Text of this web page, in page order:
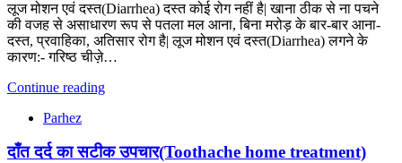
लूज मोशन एवं दस्त(Diarrhea) दस्त कोई रोग नहीं है| खाना ठीक से ना पचने
की वजह से असाधारण रूप से पतला मल आना, बिना मरोड़ के बार-बार आना-
दस्त, प्रवाहिका, अतिसार रोग है| लूज मोशन एवं दस्त(Diarrhea) लगने के
कारण:- गरिष्ठ चीज़े…
Continue reading
Parhez
दाँत दर्द का सटीक उपचार(Toothache home treatment)